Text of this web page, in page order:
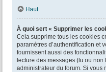
Haut
À quoi sert « Supprimer les
Cela supprime tous les cookies
paramètres d’authentification et
fournissent aussi des
lecture des messages (lu ou
administrateur du forum. Si vous